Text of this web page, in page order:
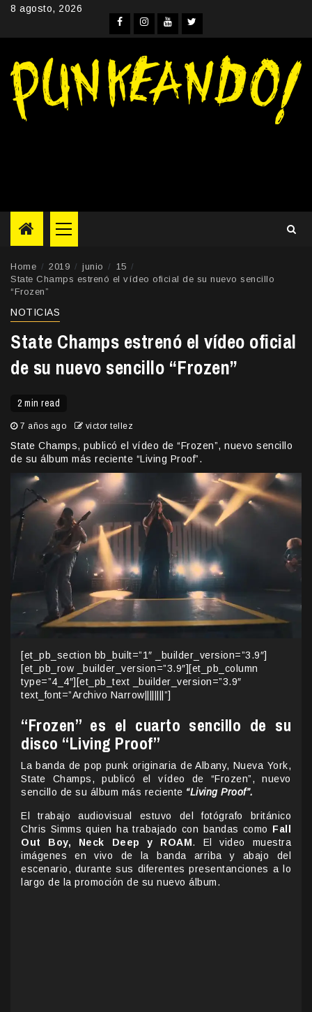
Skip8 agosto, 2026
Facebook
Instagram
YouTubeTwitter
Primary
Menu
Home 2019 junio
15
State Champs estrenó el vídeo oficial de su nuevo sencillo
“Frozen”
NOTICIAS
State Champs estrenó el vídeo oficial
de su nuevo sencillo “Frozen”
2 min read
7 años ago victor tellez
State Champs, publicó el vídeo de “Frozen”, nuevo sencillo
de su álbum más reciente “Living Proof”.
[et_pb_section bb_built=”1″ _builder_version=”3.9″]
[et_pb_row _builder_version=”3.9″][et_pb_column
type=”4_4″][et_pb_text _builder_version=”3.9″
text_font=”Archivo Narrow||||||||”]
“Frozen” es el cuarto sencillo de su
disco “Living Proof”
La banda de pop punk originaria de Albany, Nueva York,
State Champs, publicó el vídeo de “Frozen”, nuevo
sencillo de su álbum más reciente “Living Proof”.
El trabajo audiovisual estuvo del fotógrafo británico
Chris Simms quien ha trabajado con bandas como Fall
Out Boy, Neck Deep y ROAM. El video muestra
imágenes en vivo de la banda arriba y abajo del
escenario, durante sus diferentes presentanciones a lo
largo de la promoción de su nuevo álbum.